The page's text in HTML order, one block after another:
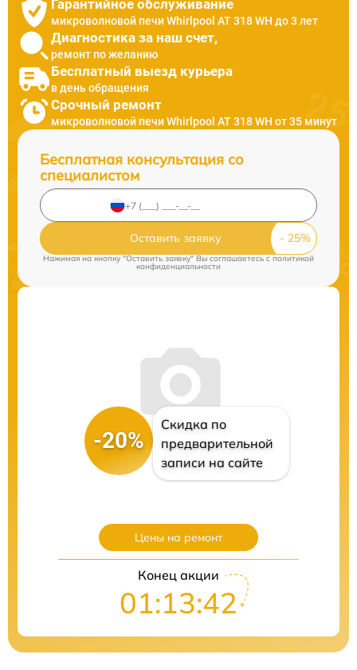
Гарантийное обслуживание
микроволновой печи Whirlpool AT 318 WH до 3 лет
Диагностика за наш счет,
ремонт по желанию
Бесплатный выезд курьера
в день обращения
Срочный ремонт
микроволновой печи Whirlpool AT 318 WH от 35 минут
Бесплатная консультация со
специалистом
Оставить заявку
Нажимая на кнопку "Оставить заявку" Вы соглашаетесь c политикой
конфиденциальности
-20%
Скидка по
предварительной
записи на сайте
Цены на ремонт
Конец акции
01:13:41